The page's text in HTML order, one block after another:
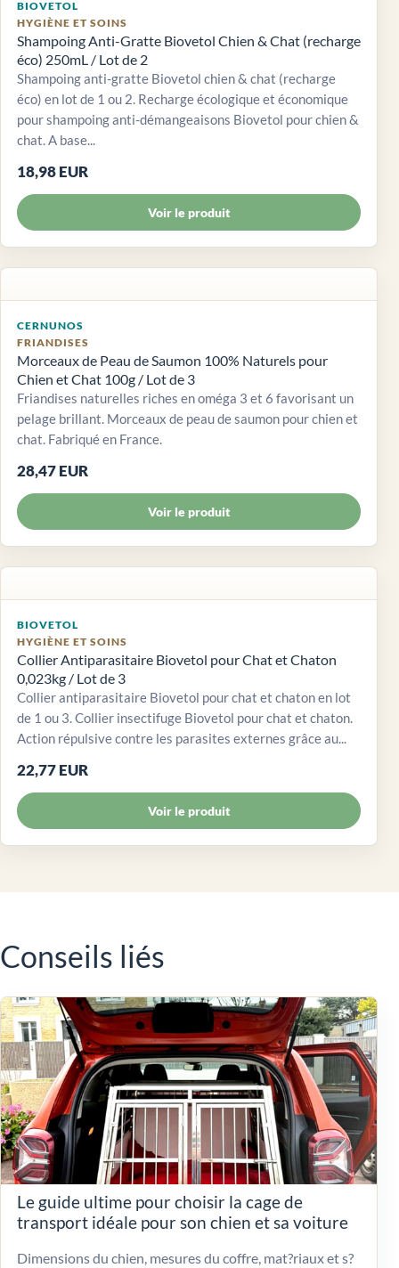
BIOVETOL
HYGIÈNE ET SOINS
Shampoing Anti-Gratte Biovetol Chien & Chat (recharge
éco) 250mL / Lot de 2
Shampoing anti-gratte Biovetol chien & chat (recharge
éco) en lot de 1 ou 2. Recharge écologique et économique
pour shampoing anti-démangeaisons Biovetol pour chien &
chat. A base...
18,98 EUR
Voir le produit
CERNUNOS
FRIANDISES
Morceaux de Peau de Saumon 100% Naturels pour
Chien et Chat 100g / Lot de 3
Friandises naturelles riches en oméga 3 et 6 favorisant un
pelage brillant. Morceaux de peau de saumon pour chien et
chat. Fabriqué en France.
28,47 EUR
Voir le produit
BIOVETOL
HYGIÈNE ET SOINS
Collier Antiparasitaire Biovetol pour Chat et Chaton
0,023kg / Lot de 3
Collier antiparasitaire Biovetol pour chat et chaton en lot
de 1 ou 3. Collier insectifuge Biovetol pour chat et chaton.
Action répulsive contre les parasites externes grâce au...
22,77 EUR
Voir le produit
Conseils liés
Le guide ultime pour choisir la cage de
transport idéale pour son chien et sa voiture
Dimensions du chien, mesures du coffre, mat?riaux et s?